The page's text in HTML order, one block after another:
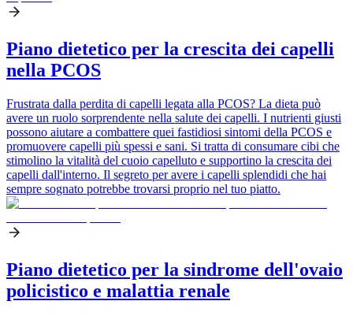
Piano dietetico per la crescita dei capelli
nella PCOS
Frustrata dalla perdita di capelli legata alla PCOS? La dieta può
avere un ruolo sorprendente nella salute dei capelli. I nutrienti giusti
possono aiutare a combattere quei fastidiosi sintomi della PCOS e
promuovere capelli più spessi e sani. Si tratta di consumare cibi che
stimolino la vitalità del cuoio capelluto e supportino la crescita dei
capelli dall'interno. Il segreto per avere i capelli splendidi che hai
sempre sognato potrebbe trovarsi proprio nel tuo piatto.
Piano dietetico per la sindrome dell'ovaio
policistico e malattia renale